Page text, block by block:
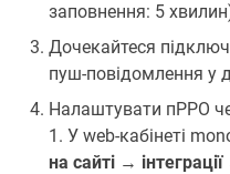
заповнення: 5
Дочекайтеся
пуш-повідомлення у
Налаштувати пРРО
1. У web-кабінеті
на сайті → інтеграції